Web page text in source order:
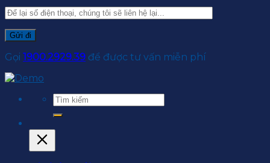
Gọi 1900.2929.39 để được tư vấn miễn phí